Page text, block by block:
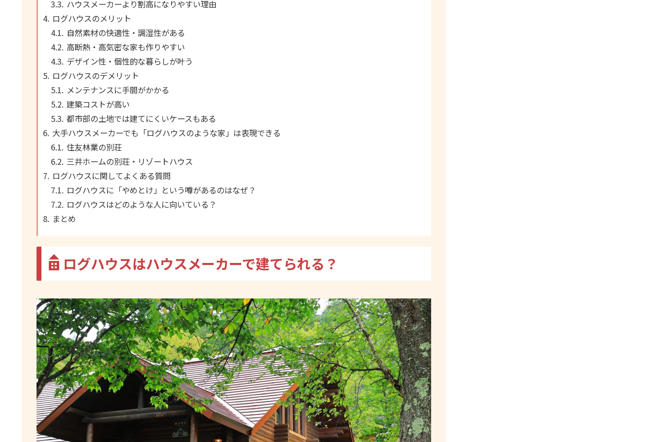
ハウスメーカーより割高になりやすい理由
ログハウスのメリット
自然素材の快適性・調湿性がある
高断熱・高気密な家も作りやすい
デザイン性・個性的な暮らしが叶う
ログハウスのデメリット
メンテナンスに手間がかかる
建築コストが高い
都市部の土地では建てにくいケースもある
大手ハウスメーカーでも「ログハウスのような家」は表現できる
住友林業の別荘
三井ホームの別荘・リゾートハウス
ログハウスに関してよくある質問
ログハウスに「やめとけ」という噂があるのはなぜ？
ログハウスはどのような人に向いている？
まとめ
ログハウスはハウスメーカーで建てられる？